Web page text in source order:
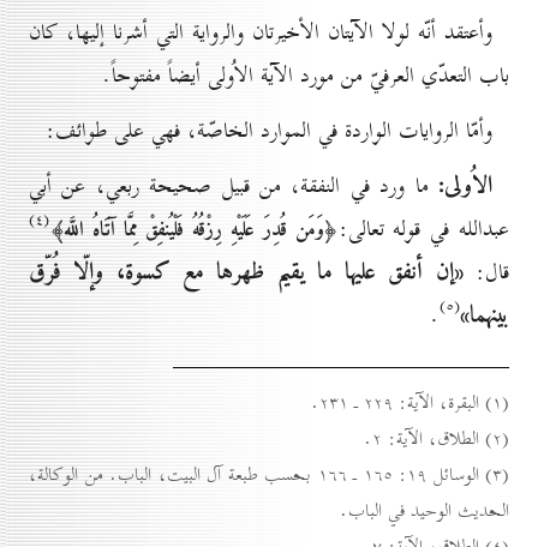
وأعتقد أنّه لولا الآيتان الأخيرتان والرواية التي أشرنا إليها، كان
باب التعدّي العرفيّ من مورد الآية الاُولى أيضاً مفتوحاً.
وأمّا الروايات الواردة في الموارد الخاصّة، فهي على طوائف:
الاُولى: ما ورد في النفقة، من قبيل صحيحة ربعي، عن أبي
عبدالله في قوله تعالى:﴿وَمَن قُدِرَ عَلَيْهِ رِزْقُهُ فَلْيُنفِقْ مِمَّا آتَاهُ اللَّه﴾(٤)
قال:«إن أنفق عليها ما يقيم ظهرها مع كسوة، وإلّا فُرّق
بينهما»(٥) .
(۱) البقرة، الآية: ۲۲۹ ـ ۲۳۱.
(۲) الطلاق، الآية: ۲.
(۳) الوسائل ۱۹: ۱٦٥ ـ ۱٦٦ بحسب طبعة آل البيت، الباب. من الوكالة،
الحديث الوحيد في الباب.